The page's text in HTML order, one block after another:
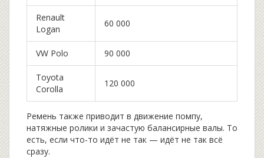
Renault
Logan
60 000
VW Polo 90 000
Toyota
Corolla
120 000
Ремень также приводит в движение помпу,
натяжные ролики и зачастую балансирные валы. То
есть, если что-то идёт не так — идёт не так всё
сразу.